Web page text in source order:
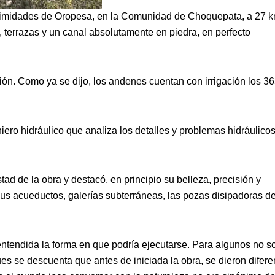
de Oropesa, en la Comunidad de Choquepata, a 27
y un canal absolutamente en piedra, en perfecto
Como ya se dijo, los andenes cuentan con irrigación los
hidráulico que analiza los detalles y problemas hidráulicos
de la obra y destacó, en principio su belleza, precisión y
acueductos, galerías subterráneas, las pozas disipadoras
la forma en que podría ejecutarse. Para algunos no
se descuenta que antes de iniciada la obra, se dieron